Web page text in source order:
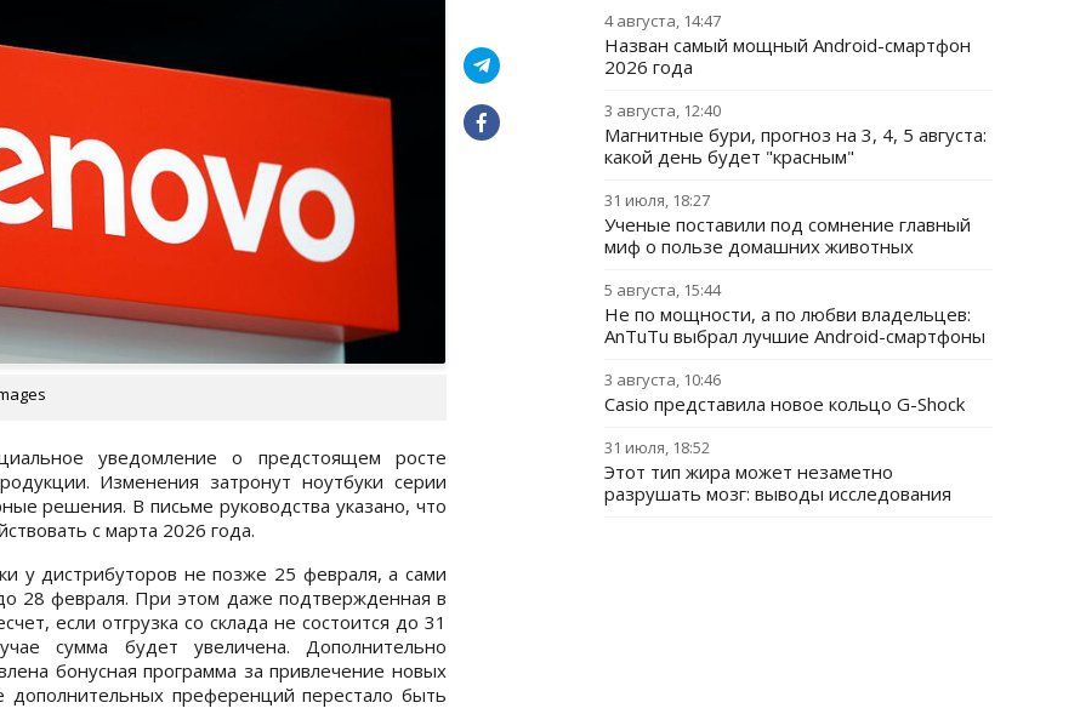
уведомление о предстоящем росте
Изменения затронут ноутбуки серии
решения. В письме руководства указано, что
с марта 2026 года.
у дистрибуторов не позже 25 февраля, а сами
28 февраля. При этом даже подтвержденная в
если отгрузка со склада не состоится до 31
сумма будет увеличена. Дополнительно
бонусная программа за привлечение новых
дополнительных преференций перестало быть
4 августа, 14:47
Назван самый мощный Android-смартфон
2026 года
3 августа, 12:40
Магнитные бури, прогноз на 3, 4, 5 августа:
какой день будет "красным"
31 июля, 18:27
Ученые поставили под сомнение главный
миф о пользе домашних животных
5 августа, 15:44
Не по мощности, а по любви владельцев:
AnTuTu выбрал лучшие Android-смартфоны
3 августа, 10:46
Casio представила новое кольцо G-Shock
31 июля, 18:52
Этот тип жира может незаметно
разрушать мозг: выводы исследования